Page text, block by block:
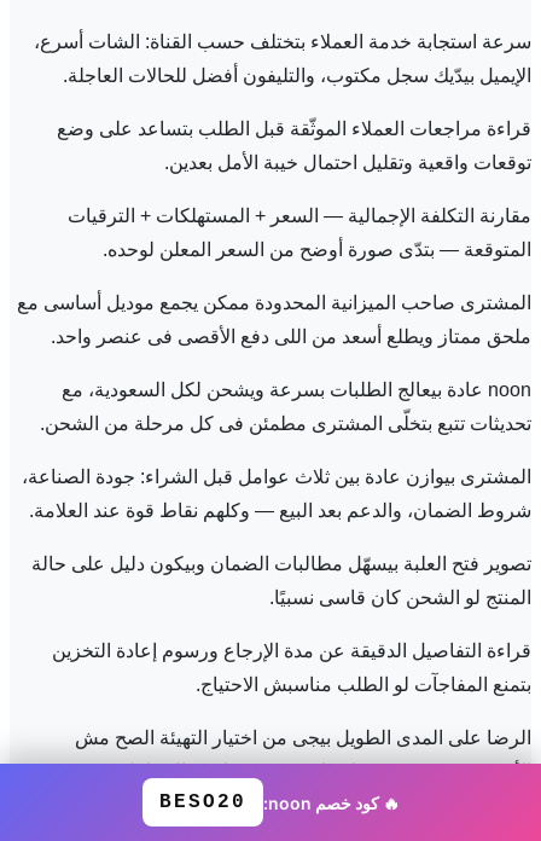
سرعة استجابة خدمة العملاء بتختلف حسب القناة: الشات أسرع،
الإيميل بيدّيك سجل مكتوب، والتليفون أفضل للحالات العاجلة.
قراءة مراجعات العملاء الموثّقة قبل الطلب بتساعد على وضع
توقعات واقعية وتقليل احتمال خيبة الأمل بعدين.
مقارنة التكلفة الإجمالية — السعر + المستهلكات + الترقيات
المتوقعة — بتدّى صورة أوضح من السعر المعلن لوحده.
المشترى صاحب الميزانية المحدودة ممكن يجمع موديل أساسى مع
ملحق ممتاز ويطلع أسعد من اللى دفع الأقصى فى عنصر واحد.
noon عادة بيعالج الطلبات بسرعة ويشحن لكل السعودية، مع
تحديثات تتبع بتخلّى المشترى مطمئن فى كل مرحلة من الشحن.
المشترى بيوازن عادة بين ثلاث عوامل قبل الشراء: جودة الصناعة،
شروط الضمان، والدعم بعد البيع — وكلهم نقاط قوة عند العلامة.
تصوير فتح العلبة بيسهّل مطالبات الضمان وبيكون دليل على حالة
المنتج لو الشحن كان قاسى نسبيًا.
قراءة التفاصيل الدقيقة عن مدة الإرجاع ورسوم إعادة التخزين
بتمنع المفاجآت لو الطلب مناسبش الاحتياج.
الرضا على المدى الطويل بيجى من اختيار التهيئة الصح مش
بنى noon فى السعودية سمعته على الجمع بين جودة التصنيع
🔥 كود خصم noon: BESO20